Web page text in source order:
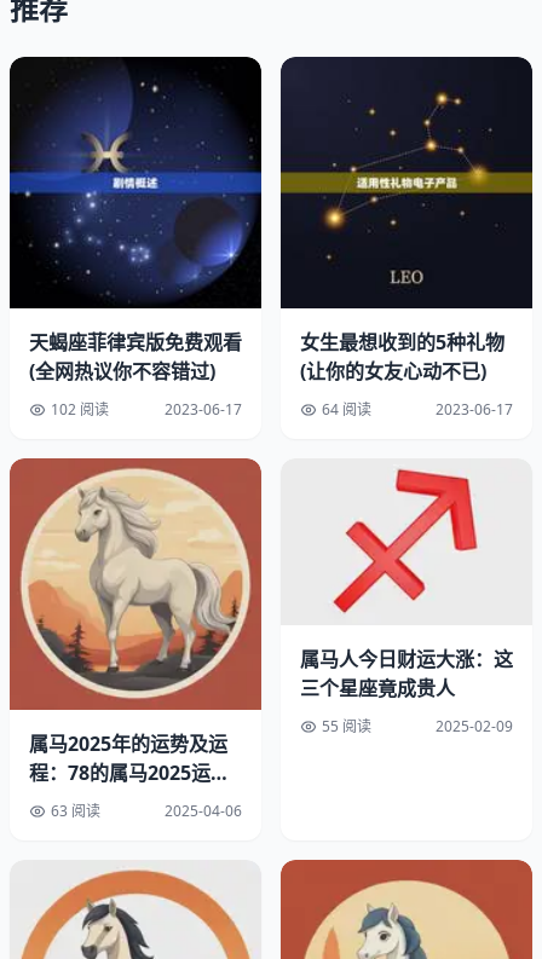
一、掰着指头算明白
二、年龄背后的故事
三、生肖运势别较真
四、数字带来的改变
五、活出属马的劲头
掰着指头算明白
现在很多人算年龄都犯迷糊。去年有读者拿着身份证来问，
说自己明明是78年腊月生的，怎么网上有人说46有人说
45。其实这跟节气有关，立春前出生算前个生肖。举个实
天蝎座菲律宾版免费观看
(全网热议你不容错过)
102 阅读 2023-06-17
女生最想收到的5种礼物
(让你的女友心动不已)
64 阅读 2023-06-17
属马2025年的运势及运
程：78的属马2025运气
如何63 阅读 2025-04-06
属马人今日财运大涨：这
三个星座竟成贵人
55 阅读 2025-02-09